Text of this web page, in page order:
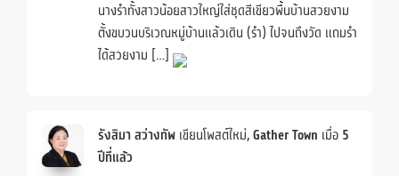
นางรำทั้งสาวน้อยสาวใหญ่ใส่ชุดสีเขียวพื้นบ้านสวยงาม
ตั้งขบวนบริเวณหมู่บ้านแล้วเดิน (รำ) ไปจนถึงวัด แถมรำ
ได้สวยงาม […]
รังสิมา สว่างทัพ เขียนโพสต์ใหม่,Gather Town เมื่อ 5
ปีที่แล้ว